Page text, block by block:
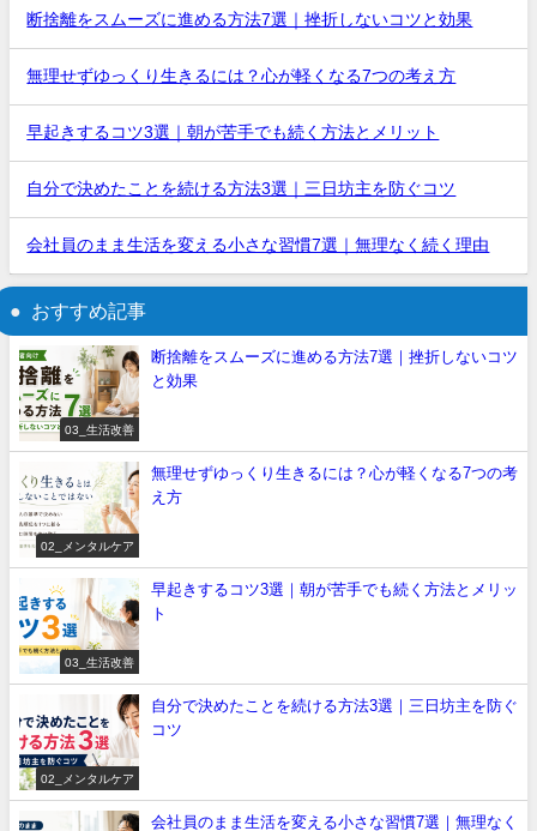
断捨離をスムーズに進める方法7選｜挫折しないコツと効果
無理せずゆっくり生きるには？心が軽くなる7つの考え方
早起きするコツ3選｜朝が苦手でも続く方法とメリット
自分で決めたことを続ける方法3選｜三日坊主を防ぐコツ
会社員のまま生活を変える小さな習慣7選｜無理なく続く理由
おすすめ記事
03_生活改善
断捨離をスムーズに進める方法7選｜挫折しないコツ
と効果
02_メンタルケア
無理せずゆっくり生きるには？心が軽くなる7つの考
え方
03_生活改善
早起きするコツ3選｜朝が苦手でも続く方法とメリッ
ト
02_メンタルケア
自分で決めたことを続ける方法3選｜三日坊主を防ぐ
コツ
会社員のまま生活を変える小さな習慣7選｜無理なく